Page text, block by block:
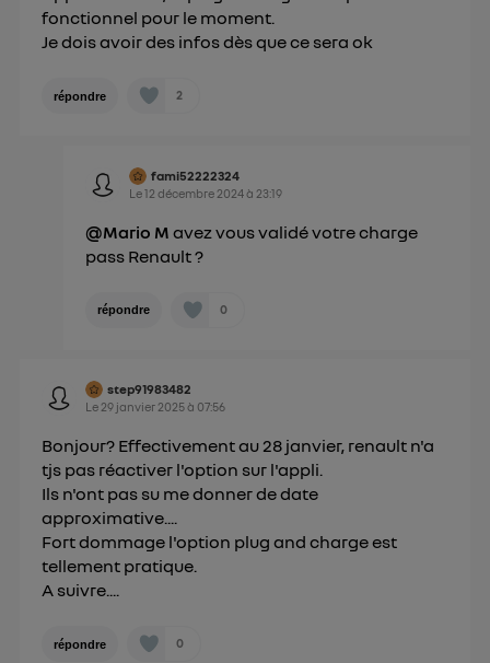
fonctionnel pour le moment.
Je dois avoir des infos dès que ce sera ok
répondre 2
fami52222324
Le12 décembre 2024à 23:19
@Mario Mavez vous validé votre charge
pass Renault ?
répondre 0
step91983482
Le 29 janvier 2025à 07:56
Bonjour? Effectivement au 28 janvier, renault n'a
tjs pas réactiver l'option sur l'appli.
Ils n'ont pas su me donner de date
approximative....
Fort dommage l'option plug and charge est
tellement pratique.
A suivre....
répondre 0